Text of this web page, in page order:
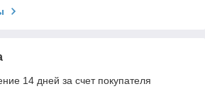
14 дней за счет покупателя